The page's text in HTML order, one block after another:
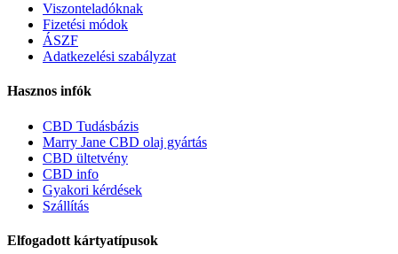
Viszonteladóknak
Fizetési módok
ÁSZF
Adatkezelési szabályzat
Hasznos infók
CBD Tudásbázis
Marry Jane CBD olaj gyártás
CBD ültetvény
CBD info
Gyakori kérdések
Szállítás
Elfogadott kártyatípusok